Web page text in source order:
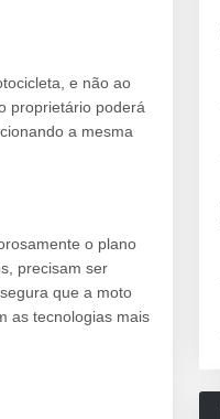
e não ao
proprietário poderá
a mesma
o plano
precisam ser
que a moto
as tecnologias mais